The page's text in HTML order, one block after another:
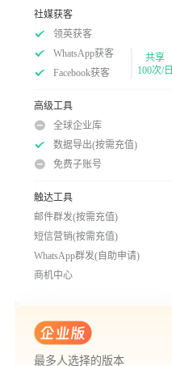
社媒获客
领英获客
WhatsApp获客
Facebook获客
共享
100次/日
高级工具
全球企业库
数据导出(按需充值)
免费子账号
触达工具
邮件群发(按需充值)
短信营销(按需充值)
WhatsApp群发(自助申请)
商机中心
最多人选择的版本